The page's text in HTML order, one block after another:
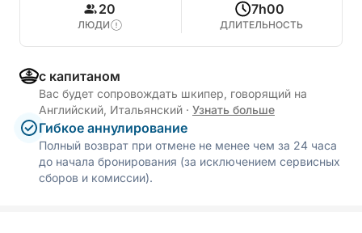
20
ЛЮДИ
7h00
ДЛИТЕЛЬНОСТЬ
с капитаном
Вас будет сопровождать шкипер, говорящий на
Английский, Итальянский · Узнать больше
Гибкое аннулирование
Полный возврат при отмене не менее чем за 24 часа
до начала бронирования (за исключением сервисных
сборов и комиссии).